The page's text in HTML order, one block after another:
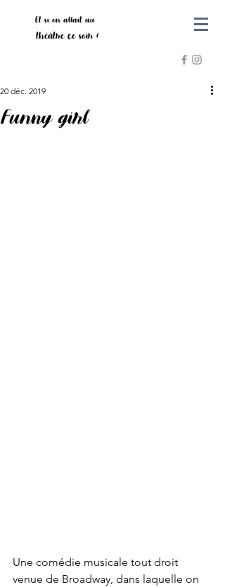
Et si on allait au
théâtre ce soir ?
Funny girl
20 déc. 2019
Une comédie musicale tout droit
venue de Broadway, dans laquelle on